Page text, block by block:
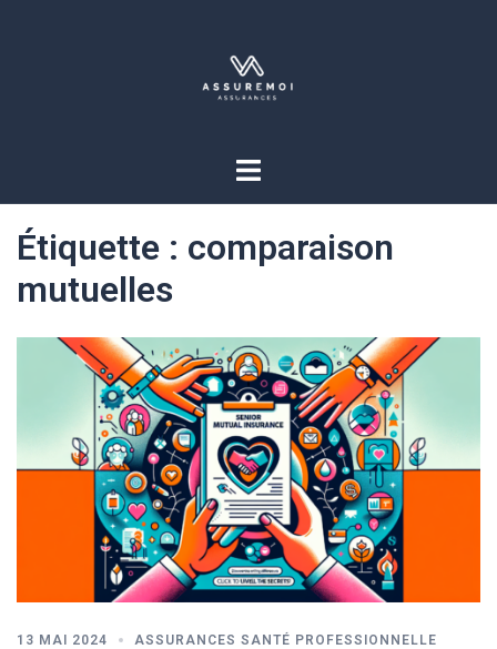
Étiquette : comparaison
mutuelles
13 MAI 2024 ASSURANCES SANTÉ PROFESSIONNELLE